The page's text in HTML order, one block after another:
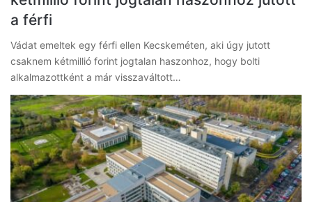
a férfi
Vádat emeltek egy férfi ellen Kecskeméten, aki úgy jutott
csaknem kétmillió forint jogtalan haszonhoz, hogy bolti
alkalmazottként a már visszaváltott…